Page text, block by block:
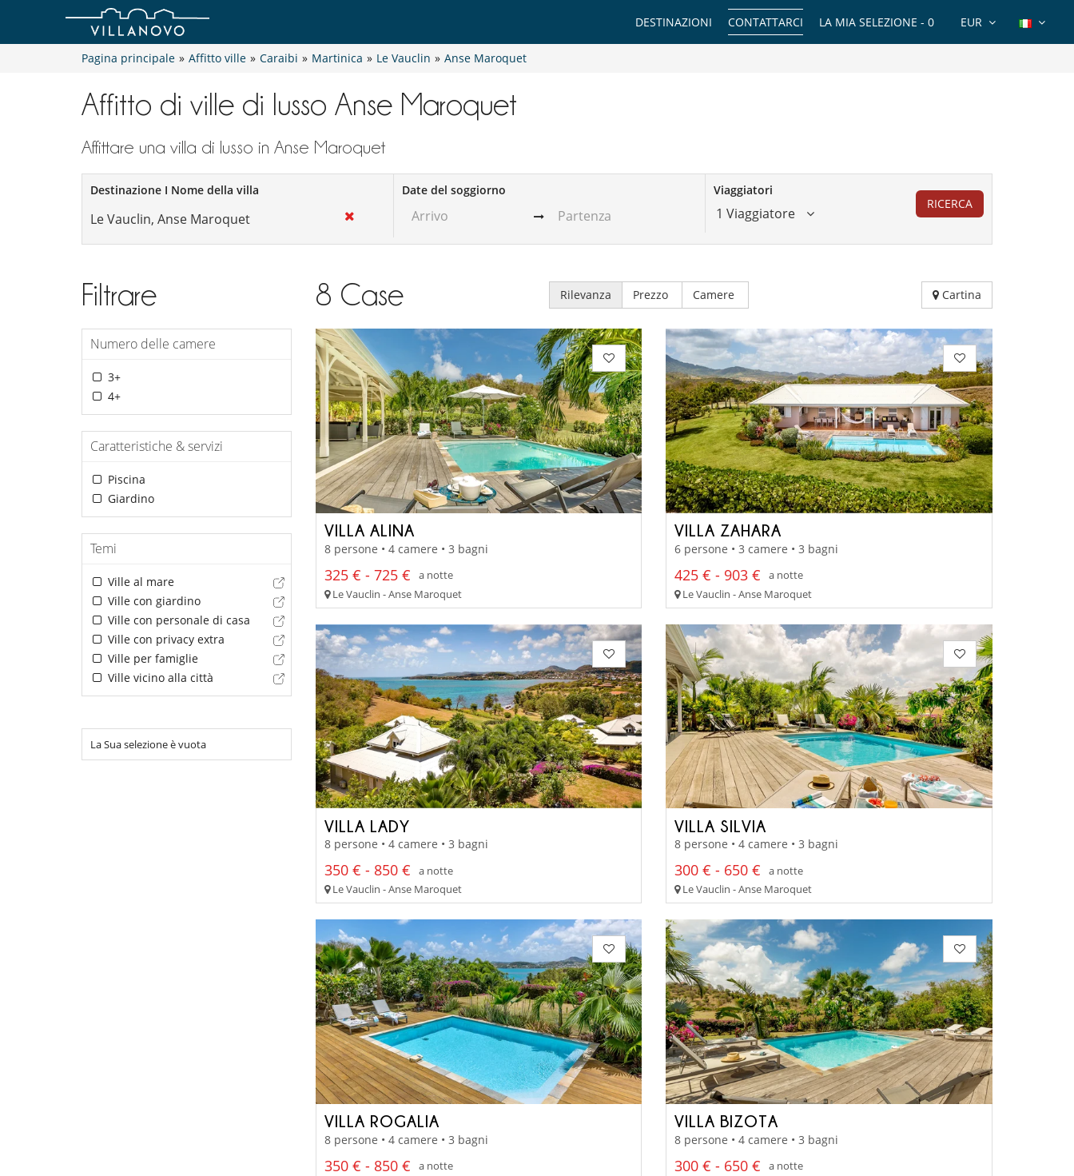
EUR
LA MIA SELEZIONE - 0
CONTATTARCI
DESTINAZIONI
Pagina principale » Affitto ville » Caraibi » Martinica » Le Vauclin » Anse Maroquet
Affitto di ville di lusso Anse Maroquet
Affittare una villa di lusso in Anse Maroquet
Destinazione I Nome della villa Date del soggiorno Viaggiatori
1 Viaggiatore
RICERCA
Filtrare
Numero delle camere
3+
4+
Caratteristiche & servizi
Piscina
Giardino
Temi
Ville al mare
Ville con giardino
Ville con personale di casa
Ville con privacy extra
Ville per famiglie
Ville vicino alla città
La Sua selezione è vuota
8 Case Rilevanza Prezzo Camere Cartina
VILLA ALINA
8 persone • 4 camere • 3 bagni
325 € - 725 €
a notte
Le Vauclin - Anse Maroquet
VILLA ZAHARA
6 persone • 3 camere • 3 bagni
425 € - 903 €
a notte
Le Vauclin - Anse Maroquet
VILLA LADY
8 persone • 4 camere • 3 bagni
350 € - 850 €
a notte
Le Vauclin - Anse Maroquet
VILLA SILVIA
8 persone • 4 camere • 3 bagni
300 € - 650 €
a notte
Le Vauclin - Anse Maroquet
VILLA ROGALIA
8 persone • 4 camere • 3 bagni
350 € - 850 €
a notte
VILLA BIZOTA
8 persone • 4 camere • 3 bagni
300 € - 650 €
a notte